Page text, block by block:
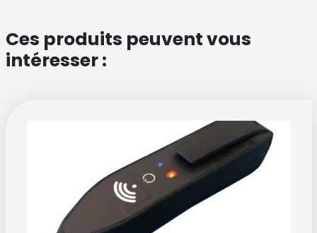
Ces produits peuvent vous
intéresser :